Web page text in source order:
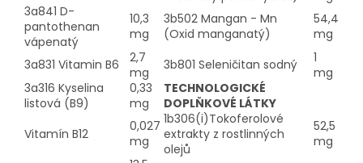
3a841 D-
pantothenan
vápenatý
10,3
mg
3b502 Mangan - Mn
(Oxid manganatý)
54,4
mg
3a831 Vitamin B6
2,7
mg
3b801 Seleničitan sodný
1
mg
3a316 Kyselina
listová (B9)
0,33
mg
TECHNOLOGICKÉ
DOPLŇKOVÉ LÁTKY
Vitamín B12
0,027
mg
1b306(i)Tokoferolové
extrakty z rostlinných
olejů
52,5
mg